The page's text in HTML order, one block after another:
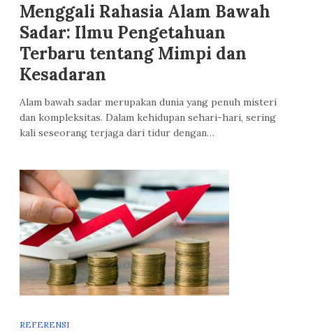
Menggali Rahasia Alam Bawah
Sadar: Ilmu Pengetahuan
Terbaru tentang Mimpi dan
Kesadaran
Alam bawah sadar merupakan dunia yang penuh misteri
dan kompleksitas. Dalam kehidupan sehari-hari, sering
kali seseorang terjaga dari tidur dengan…
REFERENSI